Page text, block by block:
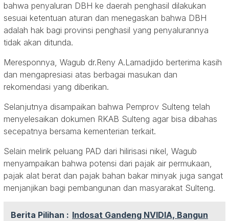
bahwa penyaluran DBH ke daerah penghasil dilakukan
sesuai ketentuan aturan dan menegaskan bahwa DBH
adalah hak bagi provinsi penghasil yang penyalurannya
tidak akan ditunda.
Meresponnya, Wagub dr.Reny A.Lamadjido berterima kasih
dan mengapresiasi atas berbagai masukan dan
rekomendasi yang diberikan.
Selanjutnya disampaikan bahwa Pemprov Sulteng telah
menyelesaikan dokumen RKAB Sulteng agar bisa dibahas
secepatnya bersama kementerian terkait.
Selain melirik peluang PAD dari hilirisasi nikel, Wagub
menyampaikan bahwa potensi dari pajak air permukaan,
pajak alat berat dan pajak bahan bakar minyak juga sangat
menjanjikan bagi pembangunan dan masyarakat Sulteng.
Berita Pilihan : Indosat Gandeng NVIDIA, Bangun